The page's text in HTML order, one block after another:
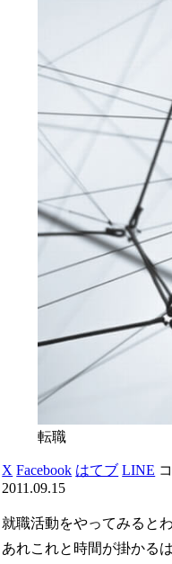
転職
X Facebook はてブ LINE
2011.09.15
就職活動をやってみると
あれこれと時間が掛かる